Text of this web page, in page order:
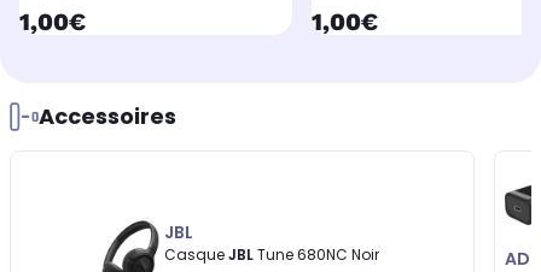
currentPrice
1,00€ currentPrice
1,00€
Accessoires
JBL
CasqueJBL Tune 680NC Noir